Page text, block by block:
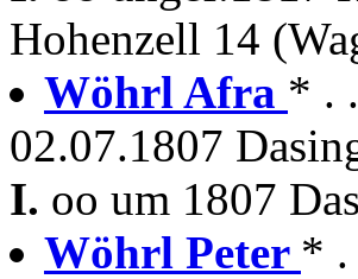
Hohenzell 14
Wöhrl Afra * .
02.07.1807
I. oo um 1807
Wöhrl Peter * .